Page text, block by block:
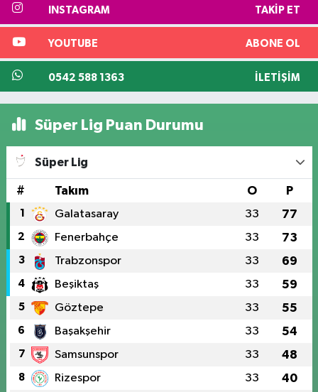
INSTAGRAM TAKIP ET
YOUTUBE ABONE OL
0542 588 1363 İLETIŞIM
Süper Lig Puan Durumu
Süper Lig
# Takım O P
1 Galatasaray 33 77
2 Fenerbahçe 33 73
3 Trabzonspor 33 69
4 Beşiktaş 33 59
5 Göztepe 33 55
6 Başakşehir 33 54
7 Samsunspor 33 48
8 Rizespor 33 40